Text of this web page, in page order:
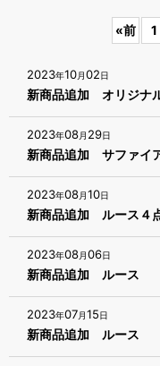
«前 1
2023年10月02日
新商品追加 オリジナ
2023年08月 29日
新商品追加 サファイ
2023年08月10日
新商品追加 ルース４
2023年08月06日
新商品追加 ルース
2023年07月15日
新商品追加 ルース